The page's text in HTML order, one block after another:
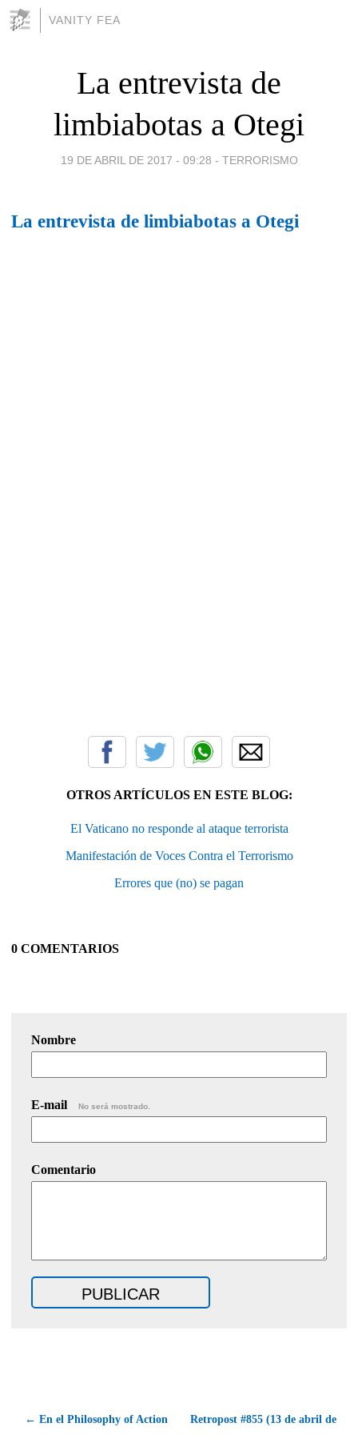
VANITY FEA
La entrevista de
limbiabotas a Otegi
19 DE ABRIL DE 2017 - 09:28 - TERRORISMO
La entrevista de limbiabotas a Otegi
OTROS ARTÍCULOS EN ESTE BLOG:
El Vaticano no responde al ataque terrorista
Manifestación de Voces Contra el Terrorismo
Errores que (no) se pagan
0 COMENTARIOS
Nombre
E-mail No será mostrado.
Comentario
← En el Philosophy of Action Retropost #855 (13 de abril de